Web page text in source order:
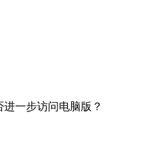
一步访问电脑版？